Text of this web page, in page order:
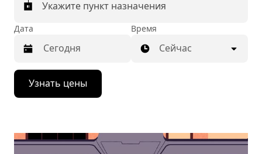
Укажите пункт назначения
Дата
Нажмите
стрелку
вниз,
календарю
Время
Сейчас
Узнать цены